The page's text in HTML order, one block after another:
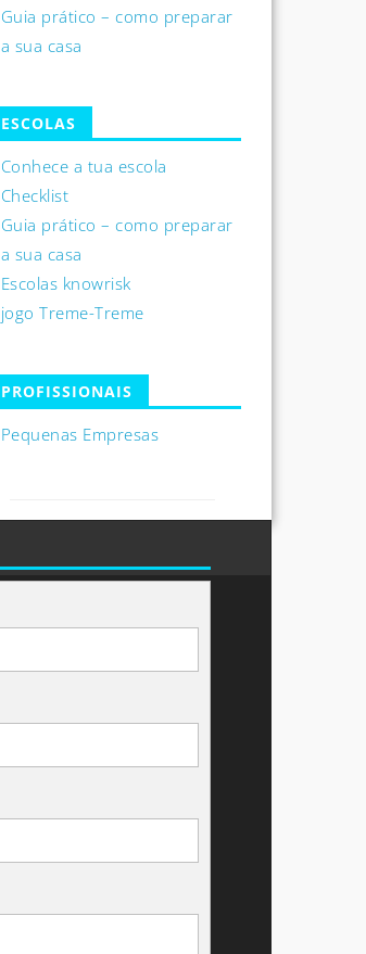
Guia prático – como preparar
a sua casa
ESCOLAS
Conhece a tua escola
Checklist
Guia prático – como preparar
a sua casa
Escolas knowrisk
jogo Treme-Treme
PROFISSIONAIS
Pequenas Empresas